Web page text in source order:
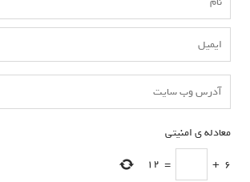
معادله ی امنیتی
6
+
=
12